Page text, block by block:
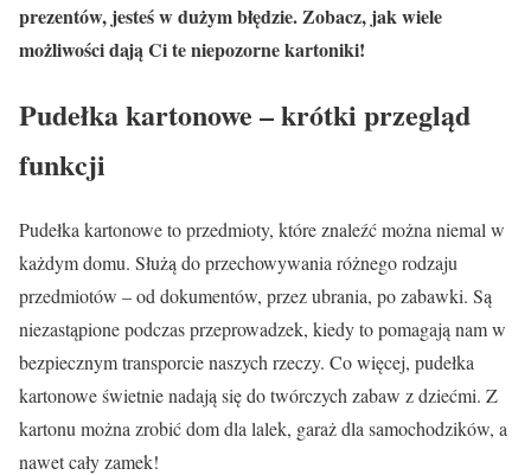
prezentów, jesteś w dużym błędzie. Zobacz, jak wiele
możliwości dają Ci te niepozorne kartoniki!
Pudełka kartonowe – krótki przegląd
funkcji
Pudełka kartonowe to przedmioty, które znaleźć można niemal w
każdym domu. Służą do przechowywania różnego rodzaju
przedmiotów – od dokumentów, przez ubrania, po zabawki. Są
niezastąpione podczas przeprowadzek, kiedy to pomagają nam w
bezpiecznym transporcie naszych rzeczy. Co więcej, pudełka
kartonowe świetnie nadają się do twórczych zabaw z dziećmi. Z
kartonu można zrobić dom dla lalek, garaż dla samochodzików, a
nawet cały zamek!